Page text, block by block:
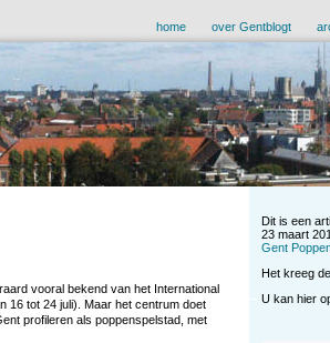
home over Gentblogt
vooral bekend van het International
16 tot 24 juli). Maar het centrum doet
profileren als poppenspelstad, met
Dit is een
23 maart
Gent
Het kreeg
U kan hier